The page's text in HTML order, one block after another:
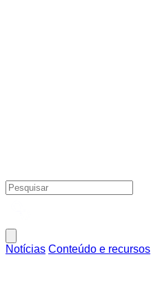
Notícias Conteúdo e recursos